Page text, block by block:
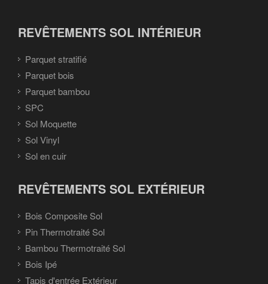
REVÊTEMENTS SOL INTÉRIEUR
Parquet stratifié
Parquet bois
Parquet bambou
SPC
Sol Moquette
Sol Vinyl
Sol en cuir
REVÊTEMENTS SOL EXTÉRIEUR
Bois Composite Sol
Pin Thermotraité Sol
Bambou Thermotraité Sol
Bois Ipé
Tapis d'entrée Extérieur